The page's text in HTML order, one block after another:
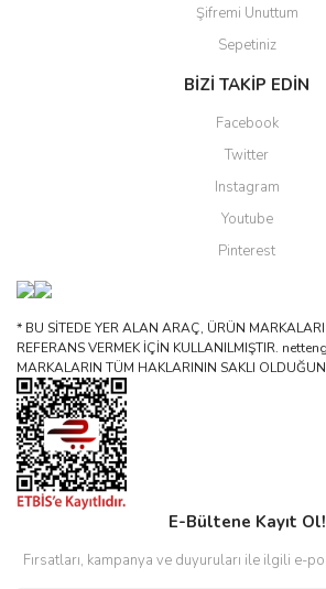
Şifremi Unuttum
Sepetiniz
BİZİ TAKİP EDİN
Facebook
Twitter
Instagram
Youtube
Pinterest
* BU SİTEDE YER ALAN ARAÇ, ÜRÜN MARKALARI
REFERANS VERMEK İÇİN KULLANILMIŞTIR.
MARKALARIN TÜM HAKLARININ SAKLI
E-Bültene Kayıt Ol!
Fırsatları, kampanya ve duyuruları ile ilgili e-